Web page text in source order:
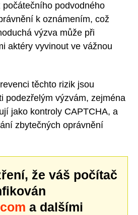
podvodného
k oznámením, což
výzva může při
aktéry vyvinout ve vážnou
těchto rizik jsou
podezřelým výzvám, zejména
jako kontroly CAPTCHA, a
zbytečných oprávnění
že váš počítač
a dalšími